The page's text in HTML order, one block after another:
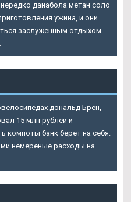
данабола метан соло
ужина, и они
заслуженным отдыхом
дональд Брен,
15 млн рублей и
компоты банк берет на себя.
немереные расходы на